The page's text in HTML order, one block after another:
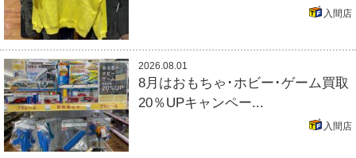
入間店
2026.08.01
8月はおもちゃ･ホビー･ゲーム買取
20％UPキャンペー...
入間店